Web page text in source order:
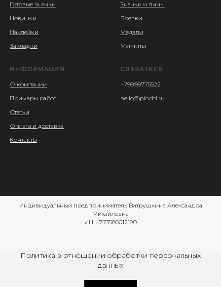
Готовые значки
Новинки
Наклейки
Закладки
Значки и пины
Брелки
Медали
Магниты
ИНФОРМАЦИЯ
О компании
Примеры работ
Статьи
Оплата и доставка
Контакты
СВЯЗАТЬСЯ
+79999775522
hello@pinchi.ru
Индивидуальный предприниматель Ватрушкина Александра
Михайловна
ИНН 773580012180
Политика в отношении обработки персональных
данных